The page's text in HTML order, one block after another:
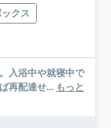
クス
入浴中や就寝中で
再配達せ... もっと